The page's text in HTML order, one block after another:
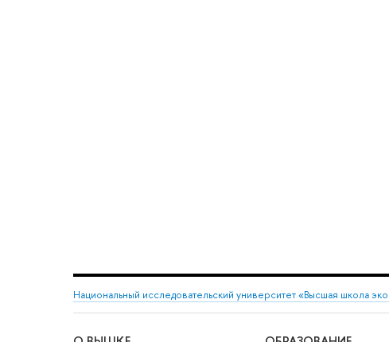
Национальный исследовательский университет «Высшая школа